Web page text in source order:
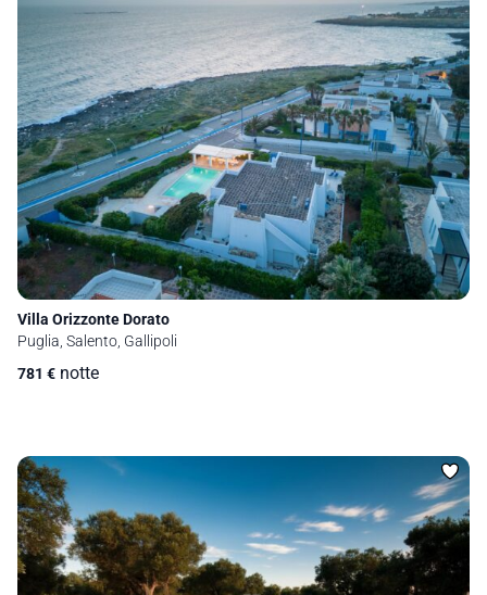
Villa Orizzonte Dorato
Puglia, Salento, Gallipoli
781 € notte